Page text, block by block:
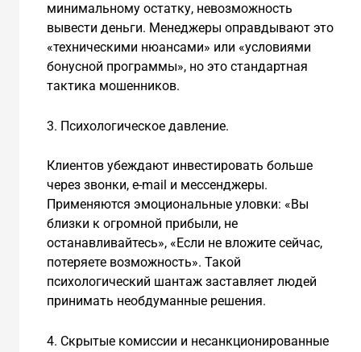
минимальному остатку, невозможность
вывести деньги. Менеджеры оправдывают это
«техническими нюансами» или «условиями
бонусной программы», но это стандартная
тактика мошенников.
3. Психологическое давление.
Клиентов убеждают инвестировать больше
через звонки, e-mail и мессенджеры.
Применяются эмоциональные уловки: «Вы
близки к огромной прибыли, не
останавливайтесь», «Если не вложите сейчас,
потеряете возможность». Такой
психологический шантаж заставляет людей
принимать необдуманные решения.
4. Скрытые комиссии и несанкционированные